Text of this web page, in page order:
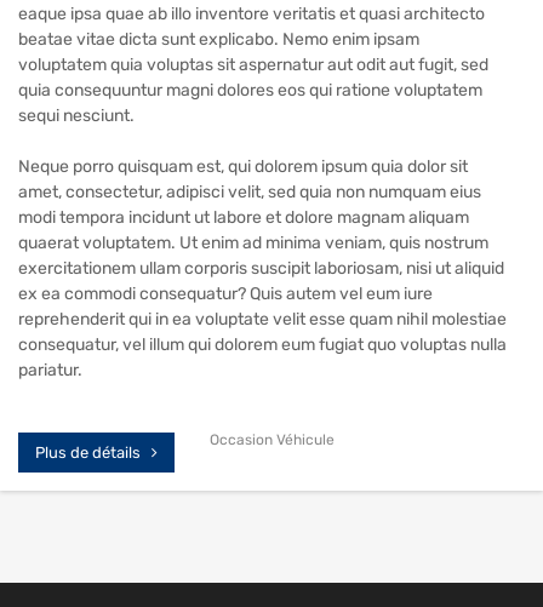
eaque ipsa quae ab illo inventore veritatis et quasi architecto
beatae vitae dicta sunt explicabo. Nemo enim ipsam
voluptatem quia voluptas sit aspernatur aut odit aut fugit, sed
quia consequuntur magni dolores eos qui ratione voluptatem
sequi nesciunt.
Neque porro quisquam est, qui dolorem ipsum quia dolor sit
amet, consectetur, adipisci velit, sed quia non numquam eius
modi tempora incidunt ut labore et dolore magnam aliquam
quaerat voluptatem. Ut enim ad minima veniam, quis nostrum
exercitationem ullam corporis suscipit laboriosam, nisi ut aliquid
ex ea commodi consequatur? Quis autem vel eum iure
reprehenderit qui in ea voluptate velit esse quam nihil molestiae
consequatur, vel illum qui dolorem eum fugiat quo voluptas nulla
pariatur.
Plus de détails
Occasion Véhicule